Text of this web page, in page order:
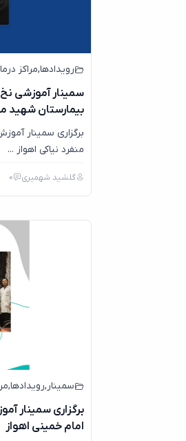
رویدادها,مراکز
سمینار آموزشی
بیمارستان شهید
برگزاری سمینار
منفرد نیاکی اهواز ...
گلشید شهمیری 0
سمینار,رویدادها,
برگزاری سمینار
امام خمینی اهواز